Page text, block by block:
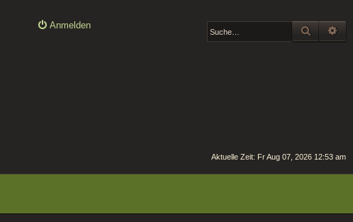
Anmelden SUCHE
Aktuelle Zeit: Fr Aug 07, 2026 12:53 am